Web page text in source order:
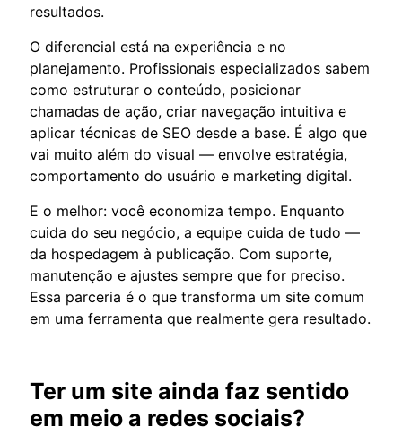
resultados.
O diferencial está na experiência e no
planejamento. Profissionais especializados sabem
como estruturar o conteúdo, posicionar
chamadas de ação, criar navegação intuitiva e
aplicar técnicas de SEO desde a base. É algo que
vai muito além do visual — envolve estratégia,
comportamento do usuário e marketing digital.
E o melhor: você economiza tempo. Enquanto
cuida do seu negócio, a equipe cuida de tudo —
da hospedagem à publicação. Com suporte,
manutenção e ajustes sempre que for preciso.
Essa parceria é o que transforma um site comum
em uma ferramenta que realmente gera resultado.
Ter um site ainda faz sentido
em meio a redes sociais?